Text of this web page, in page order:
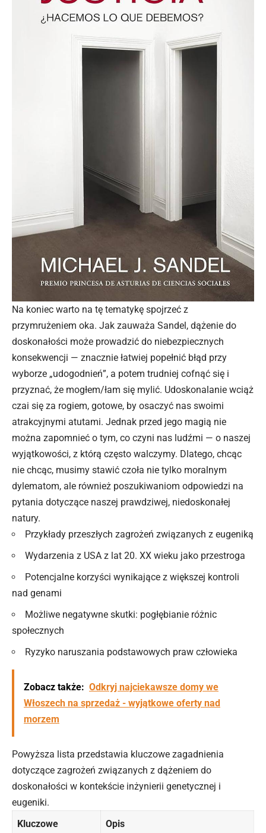
Na koniec warto na tę tematykę spojrzeć z
przymrużeniem oka. Jak zauważa Sandel, dążenie do
doskonałości może prowadzić do niebezpiecznych
konsekwencji — znacznie łatwiej popełnić błąd przy
wyborze „udogodnień”, a potem trudniej cofnąć się i
przyznać, że mogłem/łam się mylić. Udoskonalanie wciąż
czai się za rogiem, gotowe, by osaczyć nas swoimi
atrakcyjnymi atutami. Jednak przed jego magią nie
można zapomnieć o tym, co czyni nas ludźmi — o naszej
wyjątkowości, z którą często walczymy. Dlatego, chcąc
nie chcąc, musimy stawić czoła nie tylko moralnym
dylematom, ale również poszukiwaniom odpowiedzi na
pytania dotyczące naszej prawdziwej, niedoskonałej
natury.
Przykłady przeszłych zagrożeń związanych z eugeniką
Wydarzenia z USA z lat 20. XX wieku jako przestroga
Potencjalne korzyści wynikające z większej kontroli
nad genami
Możliwe negatywne skutki: pogłębianie różnic
społecznych
Ryzyko naruszania podstawowych praw człowieka
Zobacz także: Odkryj najciekawsze domy we
Włoszech na sprzedaż - wyjątkowe oferty nad
morzem
Powyższa lista przedstawia kluczowe zagadnienia
dotyczące zagrożeń związanych z dążeniem do
doskonałości w kontekście inżynierii genetycznej i
eugeniki.
Kluczowe
Opis